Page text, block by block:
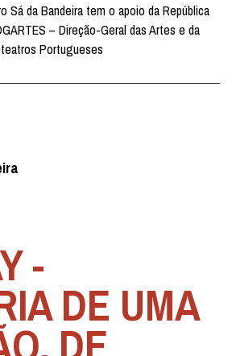
Sá da Bandeira tem o apoio da República
– Direção-Geral das Artes e da
Portugueses
-
DE UMA